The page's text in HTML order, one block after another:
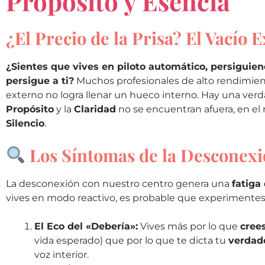
¿El Precio de la Prisa? El Vacío
¿Sientes que vives en piloto automático,
persigue a ti? Muchos profesionales de alto
externo no logra llenar un hueco interno. Hay una
Propósito y la Claridad no se encuentran afuera, en
Silencio.
Los Síntomas de la
La desconexión con nuestro centro genera una fatiga
vives en modo reactivo, es probable que
El Eco del «Debería»: Vives más por lo que
vida esperado) que por lo que te dicta tu
voz interior.